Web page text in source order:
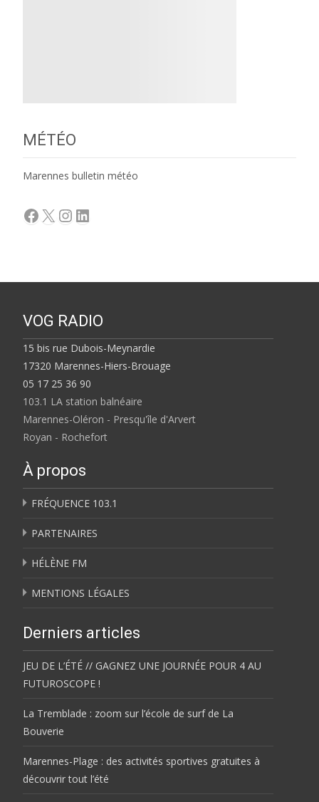
MÉTÉO
Marennes bulletin météo
Facebook
X Instagram
LinkedIn
VOG RADIO
15 bis rue Dubois-Meynardie
17320 Marennes-Hiers-Brouage
05 17 25 36 90
103.1 LA station balnéaire
Marennes-Oléron - Presqu'île d'Arvert
Royan - Rochefort
À propos
FRÉQUENCE 103.1
PARTENAIRES
HÉLÈNE FM
MENTIONS LÉGALES
Derniers articles
JEU DE L’ÉTÉ // GAGNEZ UNE JOURNÉE POUR 4 AU
FUTUROSCOPE !
La Tremblade : zoom sur l’école de surf de La
Bouverie
Marennes-Plage : des activités sportives gratuites à
découvrir tout l’été